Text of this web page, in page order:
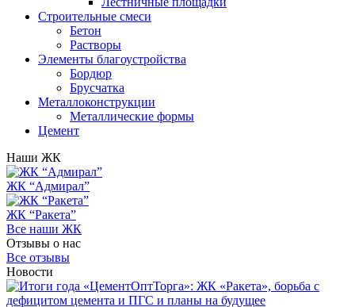
Строительные смеси
Бетон
Растворы
Элементы благоустройства
Бордюр
Брусчатка
Металлоконструкции
Металлические формы
Цемент
Наши ЖК
ЖК “Адмирал”
ЖК “Ракета”
Все наши ЖК
Отзывы о нас
Все отзывы
Новости